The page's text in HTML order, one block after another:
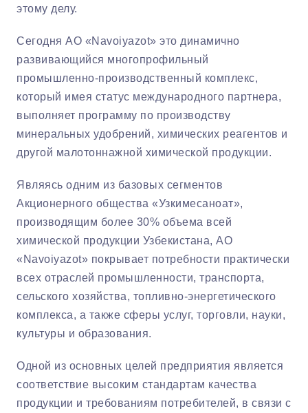
этому делу.
Сегодня АО «Navoiyazot» это динамично
развивающийся многопрофильный
промышленно-производственный комплекс,
который имея статус международного партнера,
выполняет программу по производству
минеральных удобрений, химических реагентов и
другой малотоннажной химической продукции.
Являясь одним из базовых сегментов
Акционерного общества «Узкимесаноат»,
производящим более 30% объема всей
химической продукции Узбекистана, АО
«Navoiyazot» покрывает потребности практически
всех отраслей промышленности, транспорта,
сельского хозяйства, топливно-энергетического
комплекса, а также сферы услуг, торговли, науки,
культуры и образования.
Одной из основных целей предприятия является
соответствие высоким стандартам качества
продукции и требованиям потребителей, в связи с